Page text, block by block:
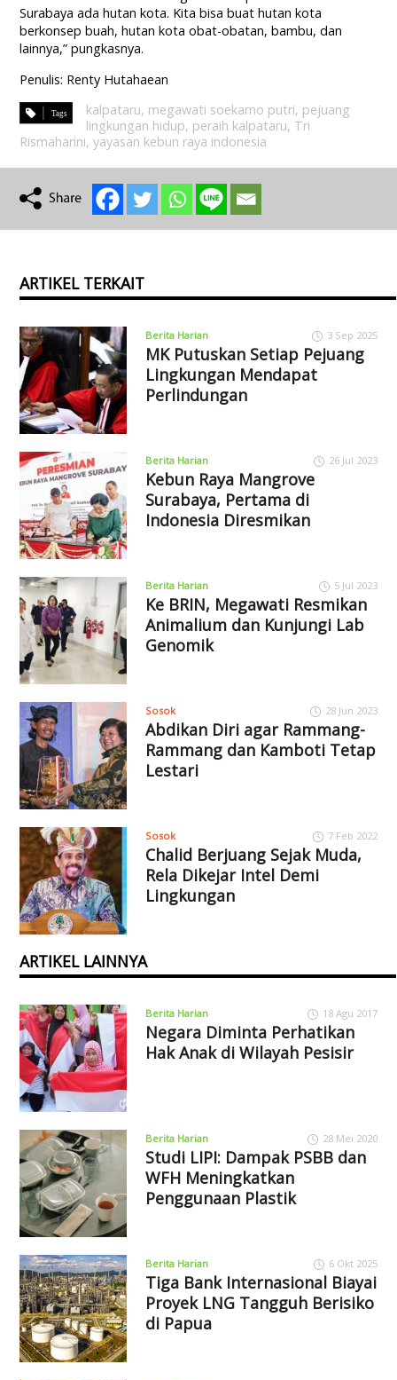
Surabaya ada hutan kota. Kita bisa buat hutan kota
berkonsep buah, hutan kota obat-obatan, bambu, dan
lainnya,” pungkasnya.
Penulis: Renty Hutahaean
kalpataru, megawati soekarno putri, pejuang
lingkungan hidup, peraih kalpataru, Tri
Rismaharini,yayasan kebun raya indonesia
ARTIKEL TERKAIT
Berita Harian 3 Sep 2025
MK Putuskan Setiap Pejuang
Lingkungan Mendapat
Perlindungan
Berita Harian 26 Jul 2023
Kebun Raya Mangrove
Surabaya, Pertama di
Indonesia Diresmikan
Berita Harian 5 Jul 2023
Ke BRIN, Megawati Resmikan
Animalium dan Kunjungi Lab
Genomik
Sosok 28 Jun 2023
Abdikan Diri agar Rammang-
Rammang dan Kamboti Tetap
Lestari
Sosok 7 Feb 2022
Chalid Berjuang Sejak Muda,
Rela Dikejar Intel Demi
Lingkungan
ARTIKEL LAINNYA
Berita Harian 18 Agu 2017
Negara Diminta Perhatikan
Hak Anak di Wilayah Pesisir
Berita Harian 28 Mei 2020
Studi LIPI: Dampak PSBB dan
WFH Meningkatkan
Penggunaan Plastik
Berita Harian 6 Okt 2025
Tiga Bank Internasional Biayai
Proyek LNG Tangguh Berisiko
di Papua